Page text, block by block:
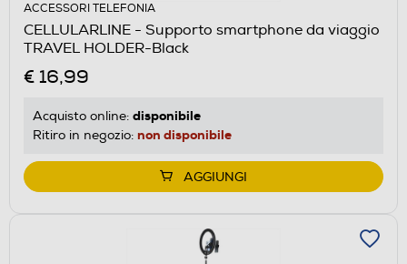
ACCESSORI TELEFONIA
CELLULARLINE - Supporto smartphone da viaggio
TRAVEL HOLDER-Black
€ 16,99
Acquisto online: disponibile
Ritiro in negozio: non disponibile
AGGIUNGI